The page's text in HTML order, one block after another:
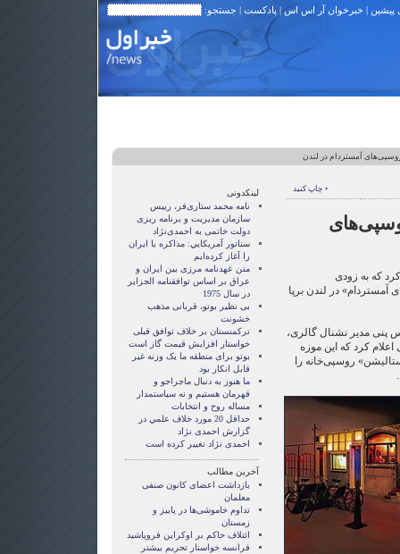
پیشین | خبرخوان آر اس اس| پادکست | جستجو:
آمستردام در لندن
• چاپ کنید
کرد که به زودی
در لندن برپا
پنی مدیر نشنال گالری،
کرد که این موزه
روسپی‌خانه را
لینکدونی
نامه محمد ستاری‌فر، رییس
سازمان مدیریت و برنامه ریزی
دولت خاتمی به احمدی‌نژاد
سناتور آمريکايي: مذاکره با ايران
را آغاز کرده‌ايم
متن عهدنامه مرزى بين ايران و
عراق بر اساس توافقنامه الجزاير
در سال 1975
بی نظیر بوتو، قربانی مذهب
خشونت
ترکمنستان بر خلاف توافق قبلی
خواستار افزایش قیمت گاز است
بوتو برای منطقه ما یک وزنه غیر
قابل انکار بود
ما هنوز به دنبال ماجراجو و
قهرمان هستيم و نه سياستمدار
مساله روح و انتخابات
حداقل 20 مورد خلاف علمي در
گزارش احمدی نژاد
احمدی نژاد تغییر کرده است
آخرین مطالب
بازداشت اعضای کانون صنفی
معلمان
تداوم خاموشی‌ها در پاییز و
زمستان
ائتلاف حاکم بر اوکراین فروپاشید
فرانسه خواستار تحریم بیشتر